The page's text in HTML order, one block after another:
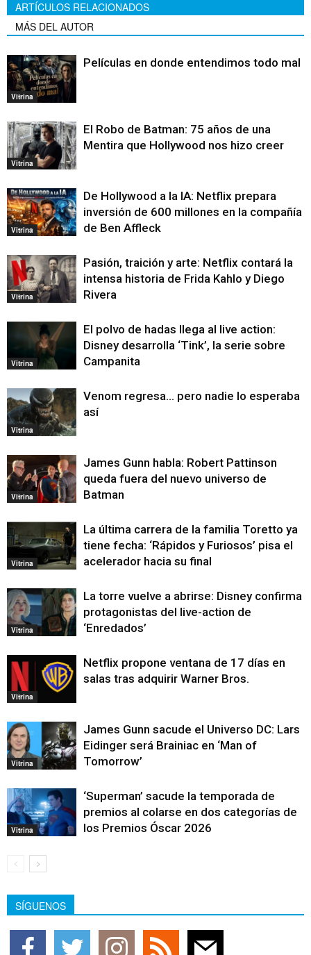
ARTÍCULOS RELACIONADOS
MÁS DEL AUTOR
Vitrina
Películas en donde entendimos todo mal
Vitrina
El Robo de Batman: 75 años de una
Mentira que Hollywood nos hizo creer
Vitrina
De Hollywood a la IA: Netflix prepara
inversión de 600 millones en la compañía
de Ben Affleck
Vitrina
Pasión, traición y arte: Netflix contará la
intensa historia de Frida Kahlo y Diego
Rivera
Vitrina
El polvo de hadas llega al live action:
Disney desarrolla ‘Tink’, la serie sobre
Campanita
Vitrina
Venom regresa… pero nadie lo esperaba
así
Vitrina
James Gunn habla: Robert Pattinson
queda fuera del nuevo universo de
Batman
Vitrina
La última carrera de la familia Toretto ya
tiene fecha: ‘Rápidos y Furiosos’ pisa el
acelerador hacia su final
Vitrina
La torre vuelve a abrirse: Disney confirma
protagonistas del live-action de
‘Enredados’
Vitrina
Netflix propone ventana de 17 días en
salas tras adquirir Warner Bros.
Vitrina
James Gunn sacude el Universo DC: Lars
Eidinger será Brainiac en ‘Man of
Tomorrow’
Vitrina
‘Superman’ sacude la temporada de
premios al colarse en dos categorías de
los Premios Óscar 2026
SÍGUENOS